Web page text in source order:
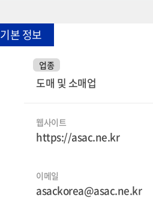
기본 정보
업종
도매 및 소매업
웹사이트
https://asac.ne.kr
이메일
asackorea@asac.ne.kr